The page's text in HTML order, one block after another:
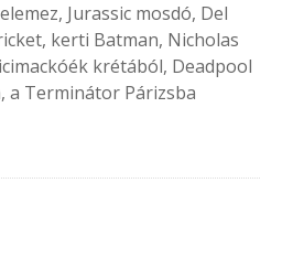
Jurassic mosdó, Del
kerti Batman, Nicholas
krétából, Deadpool
a Terminátor Párizsba